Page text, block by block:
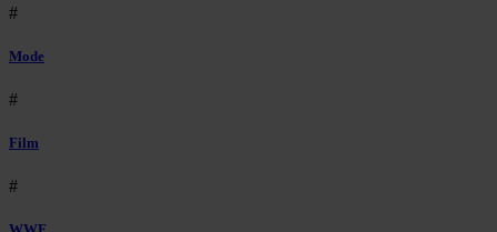
#
Mode
#
Film
#